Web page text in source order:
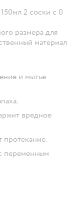
2 соски с 0
размера для
материал
и мытье
вредное
протекание.
переменным